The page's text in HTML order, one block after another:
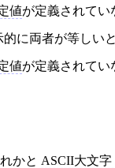
値が定義されてい
的に両者が等しい
値が定義されてい
かと ASCII大文字